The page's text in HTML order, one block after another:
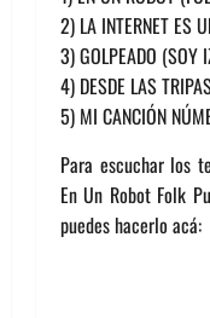
2) LA INTERNET ES
3) GOLPEADO (SOY
4) DESDE LAS
5) MI CANCIÓN
Para escuchar los
En Un Robot Folk
puedes hacerlo acá: